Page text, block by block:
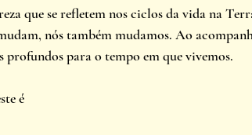
que se refletem nos ciclos da vida na
nós também mudamos. Ao
para o tempo em que vivemos.
é